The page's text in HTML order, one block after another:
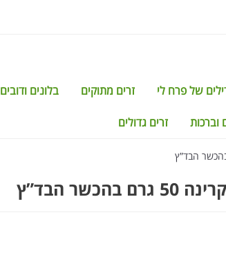
של פרח לי זרים מתוקים בלונים ודובים
וברכות זרים גדולים
הבד”ץ